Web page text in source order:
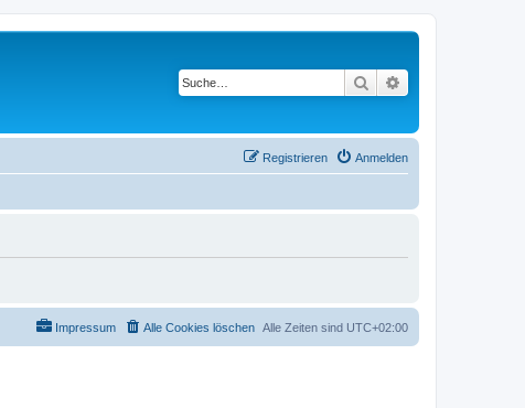
Suche
Anmelden
Registrieren
Alle Zeiten sind UTC+02:00
Alle Cookies löschen
Impressum